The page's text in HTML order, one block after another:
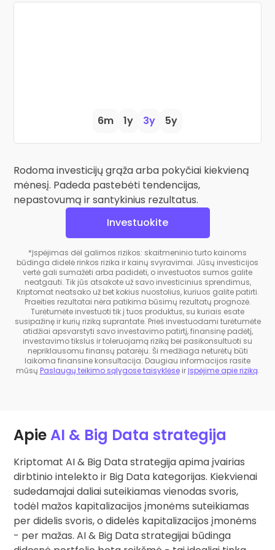
6m 1y 3y 5y
Rodoma investicijų grąža arba pokyčiai kiekvieną
mėnesį. Padeda pastebėti tendencijas,
nepastovumą ir santykinius rezultatus.
Investuokite
*Įspėjimas dėl galimos rizikos: skaitmeninio turto kainoms
būdinga didelė rinkos rizika ir kainų svyravimai. Jūsų investicijos
vertė gali sumažėti arba padidėti, o investuotos sumos galite
neatgauti. Tik jūs atsakote už savo investicinius sprendimus,
Kriptomat neatsako už bet kokius nuostolius, kuriuos galite patirti.
Praeities rezultatai nėra patikima būsimų rezultatų prognozė.
Turėtumėte investuoti tik į tuos produktus, su kuriais esate
susipažinę ir kurių riziką suprantate. Prieš investuodami turėtumėte
atidžiai apsvarstyti savo investavimo patirtį, finansinę padėtį,
investavimo tikslus ir toleruojamą riziką bei pasikonsultuoti su
nepriklausomu finansų patarėju. Ši medžiaga neturėtų būti
laikoma finansine konsultacija. Daugiau informacijos rasite
mūsų Paslaugų teikimo sąlygose taisyklėseir Įspėjime apie riziką.
ApieAI & Big Data strategija
Kriptomat AI & Big Data strategija apima įvairias
dirbtinio intelekto ir Big Data kategorijas. Kiekvienai
sudedamajai daliai suteikiamas vienodas svoris,
todėl mažos kapitalizacijos įmonėms suteikiamas
per didelis svoris, o didelės kapitalizacijos įmonėms
- per mažas. AI & Big Data strategijai būdinga